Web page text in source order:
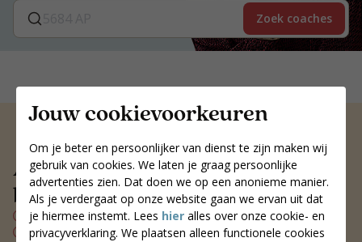
Jouw cookievoorkeuren
Om je beter en persoonlijker van dienst te zijn maken wij
gebruik van cookies. We laten je graag persoonlijke
advertenties zien. Dat doen we op een anonieme manier.
Als je verdergaat op onze website gaan we ervan uit dat
je hiermee instemt. Lees hier alles over onze cookie- en
privacyverklaring. We plaatsen alleen functionele cookies
Zoek coaches
Altijd een voedingscoach
bij jou in de buurt
Persoonlijk voedingsplan
Wekelijks contact met je coach